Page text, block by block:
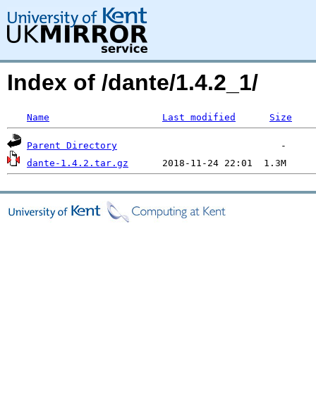
Index of /dante/1.4.2_1/
Name Last modified Size
Parent Directory
dante-1.4.2.tar.gz